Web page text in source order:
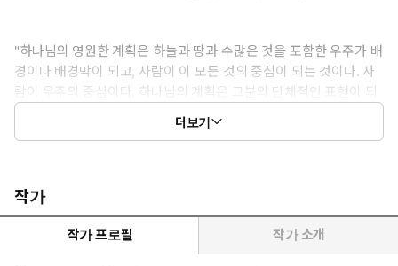
"하나님의 영원한 계획은 하늘과 땅과 수많은 것을 포함한 우주가 배
경이나 배경막이 되고, 사람이 이 모든 것의 중심이 되는 것이다. 사
람이 우주의 중심이다. 하나님의 계획은 그분의 단체적인 표현이 되
는 한 무리의 사람들을 얻는 것이다. 하나님은 그분 자신을 위한 표
현을 갖기를 갈망하시는데, 사람을 통해 이러한 표현을 갖기를 원하
분은 개인적인 한 사람이 아닌 단체적인 한 사람을 통한 이러한 표현
을 원하신다. 그러므로 하나님의 영원한 계획은 우주 안에서 그분의
표현이 되는 단체적인 한 사람을 얻는 것이다. 그분은 그분의 표현인
단체적인 한 사람을 어떻게 얻으실 것인가? 그분은 이 단체적인 사
더보기
작가
작가 프로필 작가 소개